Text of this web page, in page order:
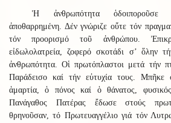
Ἡ ἀνθρωπότητα ὁδοιποροῦσε
ἀποθαρρημένη. Δέν γνώριζε οὔτε τόν
τόν προορισμό τοῦ ἀνθρώπου.
εἰδωλολατρεία, ζοφερό σκοτάδι σ’ ὅλην
ἀνθρωπότητα. Οἱ πρωτόπλαστοι μετά τήν
Παράδεισο καί τήν εὐτυχία τους.
ἁμαρτία, ὁ πόνος καί ὁ θάνατος,
Πανάγαθος Πατέρας ἔδωσε στούς
θρηνοῦσαν, τό Πρωτευαγγέλιο γιά τόν